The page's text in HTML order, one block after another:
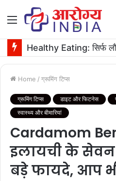
Menu
Home / ग्रूमिंग टिप्स
ग्रूमिंग टिप्स डाइट और फिटनेस
स्वास्थ्य और बीमारियां
Cardamom
इलायची के सेवन
बड़े फायदे, आप